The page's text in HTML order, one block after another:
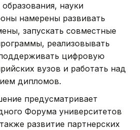
науки
намерены развивать
запускать совместные
реализовывать
цифровую
вузов и работать над
дипломов.
предусматривает
Форума университетов
развитие партнерских